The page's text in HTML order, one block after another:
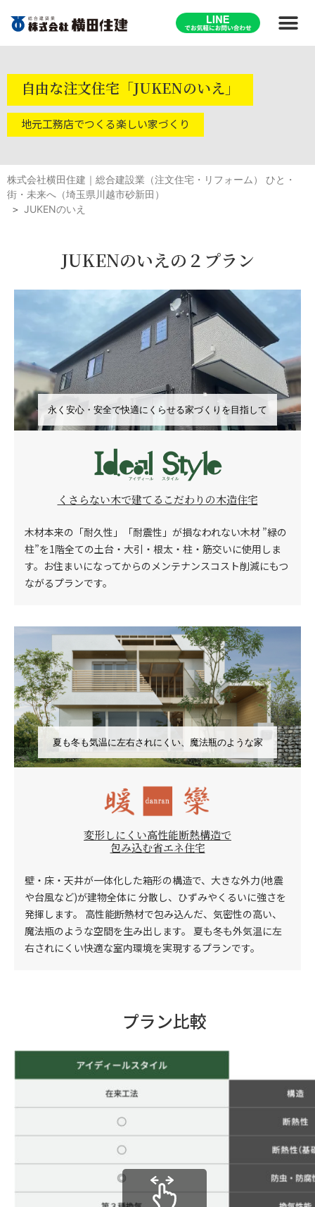
自由な注文住宅「JUKENのいえ」
地元工務店でつくる楽しい家づくり
株式会社横田住建｜総合建設業（注文住宅・リフォーム） ひと・
街・未来へ（埼玉県川越市砂新田）
JUKENのいえ
JUKENのいえの２プラン​
くさらない木で建てるこだわりの木造住宅
木材本来の「耐久性」「耐震性」が損なわれない木材 ”緑の
柱”を1階全ての土台・大引・根太・柱・筋交いに使用しま
す。 お住まいになってからのメンテナンスコスト削減にもつ
ながるプランです。
永く安心・安全で快適にくらせる家づくりを目指して
変形しにくい高性能断熱構造で
包み込む省エネ住宅
壁・床・天井が一体化した箱形の構造で、大きな外力(地震
や台風など)が建物全体に 分散し、ひずみやくるいに強さを
発揮します。
高性能断熱材で包み込んだ、気密性の高い、
魔法瓶のような空間を生み出します。 夏も冬も外気温に左
右されにくい快適な室内環境を実現するプランです。
夏も冬も気温に左右されにくい、魔法瓶のような家
プラン比較